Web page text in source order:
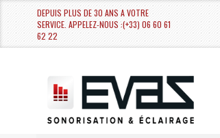
DEPUIS PLUS DE 30 ANS A VOTRE
SERVICE. APPELEZ-NOUS :(+33) 06 60 61
62 22